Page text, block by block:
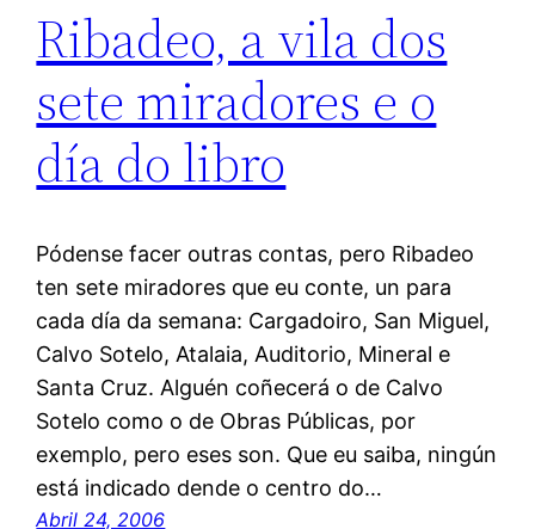
Ribadeo, a vila dos
sete miradores e o
día do libro
Pódense facer outras contas, pero Ribadeo
ten sete miradores que eu conte, un para
cada día da semana: Cargadoiro, San Miguel,
Calvo Sotelo, Atalaia, Auditorio, Mineral e
Santa Cruz. Alguén coñecerá o de Calvo
Sotelo como o de Obras Públicas, por
exemplo, pero eses son. Que eu saiba, ningún
está indicado dende o centro do…
Abril 24, 2006